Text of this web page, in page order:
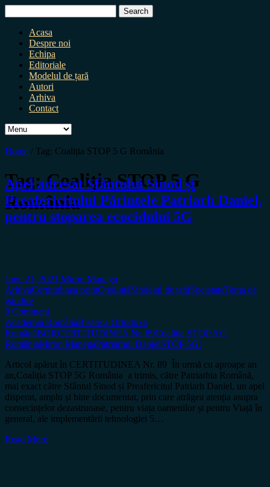
for:
Acasa
Despre noi
Echipa
Editoriale
Modelul de țară
Autori
Arhiva
Contact
Home / Tag: Coaliția STOP 5 G România
Tag:Coaliția STOP 5 G
România
Apel adresat Sfântului Sinod și
Preafericitului Părintele Patriarh Daniel,
pentru stoparea ecocidului 5G
June 21, 2021 Miron Manega
ArhivaCertitudinea printCredințăModelul de țarăSocietateTema de
gândire
0 Comment
Academia RomânăBiserica Ortodoxă
RomânăBORCERTITUDINEA Nr. 89Coaliția STOP 5 G
RomâniaMiron ManegaPatriarhul DanielSTOP 5G!
Articol apărut în CERTITUDINEA Nr. 89 În urmă cu aproape an
an,Coaliția STOP 5G România a trimis, către Patriarhia Română,
mai exact către Sfântul Sinod și Preafericitul Patriarh Daniel, un apel
disperat, amplu și bine documentat, prin care atrăgea atenția asupra
consecințelor dezastruoase, pentru viața oamenilor și pentru Viață în
general, ale implementării tehnologiei 5…
Read More